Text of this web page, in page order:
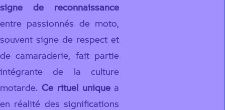
signe de reconnaissance
entre passionnés de moto,
souvent signe de respect et
de camaraderie, fait partie
intégrante de la culture
motarde. Ce rituel uniquea
en réalité des significations